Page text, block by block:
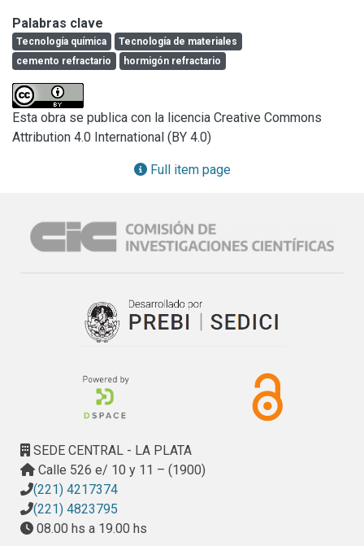
quemadores de gas, soporte de elementos calefactores,
partes de turbinas, bujías, soportes de catalizadores, etc.).
En muchos casos la cordierita se combina con mullita para
formar un material compuesto de propiedades superiores.
Por lo general, la cordierita se obtiene en forma sintética
por distintas vías a partir de diversas materias primas
(frecuentemente por colada en moldes de yeso y posterior
secado y calcinación). En la actualidad este tipo de
fragüe rápidamente a temperatura ambiente, que pueda ser
preparado por el usuario in situ y aplicado por diversos
microsílice (SiO2) y magnesia (MgO) que al ponerse en
contacto con diversos fosfatos en solución desarrolló una
serie de complejas reacciones químicas que produjo el
la velocidad del proceso, el tiempo de fraguado podía
variarse entre 10 minutos y 1-2 horas. Los productos de la
reacción, los cuales constituían la fase ligante en el
cristalinos conteniendo magnesio, que variaban con el
tiempo, con el tipo y las proporciones relativas de los
componentes empleados y con las condiciones
experimentales, en especial con la temperatura. Se
prepararon precursores cordieríticos con distintas
Palabras clave
Tecnología química
Tecnología de materiales
cemento refractario
hormigón refractario
Esta obra se publica con la licencia Creative Commons
Attribution 4.0 International (BY 4.0)
Full item page
SEDE CENTRAL - LA PLATA
Calle 526 e/ 10 y 11 – (1900)
(221) 4217374
(221) 4823795
08.00 hs a 19.00 hs